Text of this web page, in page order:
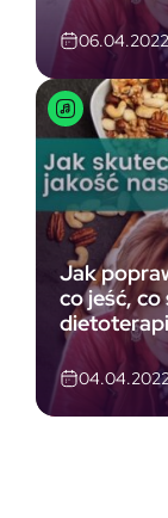
06.04.2022
Jak
co jeść,